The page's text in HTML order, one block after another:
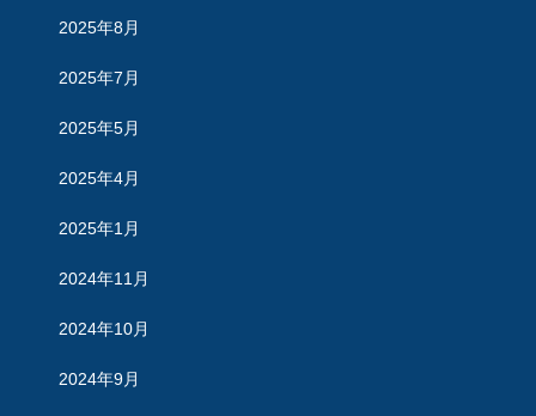
2025年8月
2025年7月
2025年5月
2025年4月
2025年1月
2024年11月
2024年10月
2024年9月